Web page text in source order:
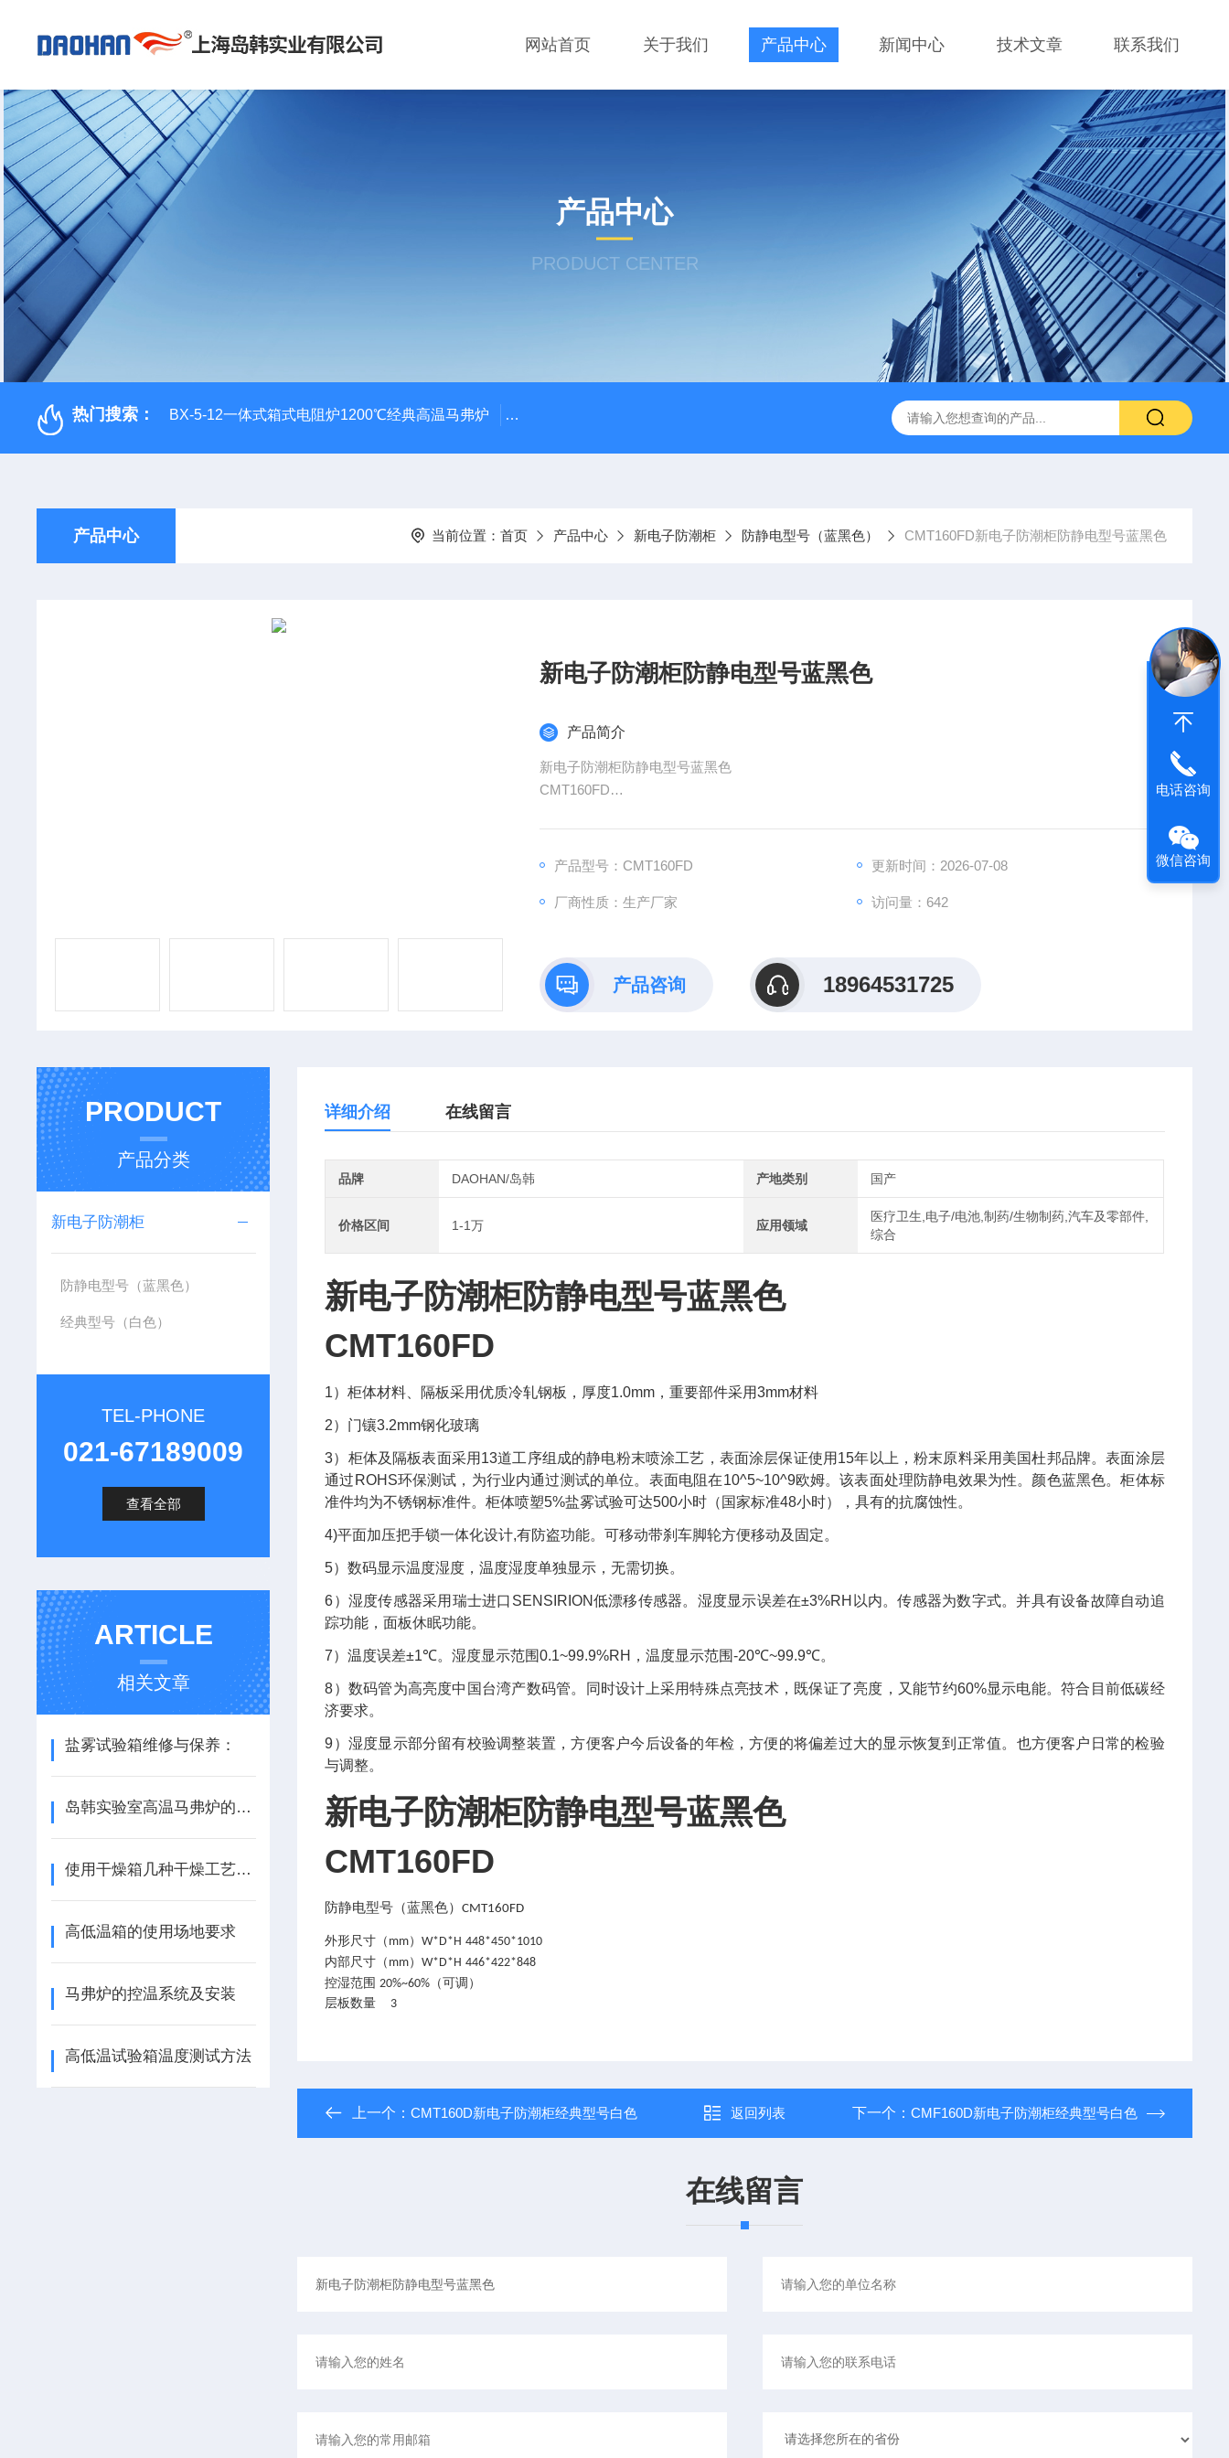
网站首页 关于我们 产品中心 新闻中心 技术文章 联系我们
产品中心
PRODUCT CENTER
热门搜索： BX-5-12一体式箱式电阻炉1200℃经典高温马弗炉 BX-12-12H灰分含量测定马弗炉1200度电炉灰分测定仪 GDJ6010高低温交变试验箱daohan冷热交变测试箱
产品中心 当前位置： 首页 产品中心 新电子防潮柜 防静电型号（蓝黑色） CMT160FD新电子防潮柜防静电型号蓝黑色
新电子防潮柜防静电型号蓝黑色
产品简介
新电子防潮柜防静电型号蓝黑色
CMT160FD
姆。该表面处理防静电效果为性。颜色蓝黑色。柜体标准件均为不锈钢标准件。柜体喷塑5%盐雾试验
产品型号：CMT160FD 更新时间：2026-07-08
厂商性质：生产厂家 访问量：642
产品咨询 18964531725
PRODUCT
产品分类
新电子防潮柜
防静电型号（蓝黑色）
经典型号（白色）
TEL-PHONE
021-67189009
查看全部
ARTICLE
相关文章
盐雾试验箱维修与保养：
岛韩实验室高温马弗炉的标定
使用干燥箱几种干燥工艺流程
高低温箱的使用场地要求
马弗炉的控温系统及安装
高低温试验箱温度测试方法
详细介绍 在线留言
品牌 DAOHAN/岛韩 产地类别 国产
价格区间 1-1万 应用领域
医疗卫生,电子/电池,制药/生物制药,汽车及零部件,
综合
新电子防潮柜防静电型号蓝黑色
CMT160FD
1）柜体材料、隔板采用优质冷轧钢板，厚度1.0mm ，重要部件采用3mm材料
2）门镶3.2mm钢化玻璃
3）柜体及隔板表面采用 13道工序组成的静电粉末喷涂工艺，表面涂层保证使用 15年以上，粉末原料采用美国杜邦品牌。表面涂层
通过 ROHS环保测试，为行业内通过测试的单位。 表面电阻在10^5~10^9欧姆。该表面处理防静电效果为性。颜色蓝黑色。柜体标
准件均为不锈钢标准件。柜体喷塑5%盐雾试验可达500小时（国家标准48小时），具有的抗腐蚀性。
4)平面加压把手锁一体化设计,有防盗功能。可移动带刹车脚轮方便移动及固定。
5）数码显示温度湿度，温度湿度单独显示，无需切换。
6）湿度传感器采用 瑞士进口 SENSIRION低漂移传感器。湿度显示误差在±3%RH 以内。传感器为数字式。并具有设备故障自动追
踪功能，面板休眠功能。
7）温度误差±1℃。湿度显示范围0.1~99.9%RH ，温度显示范围-20℃~99.9℃。
8）数码管为高亮度中国台湾产数码管。同时设计上采用特殊点亮技术，既保证了亮度，又能节约60%显示电能。符合目前低碳经
济要求。
9）湿度显示部分留有校验调整装置，方便客户今后设备的年检，方便的将偏差过大的显示恢复到正常值。也方便客户日常的检验
与调整。
新电子防潮柜防静电型号蓝黑色
CMT160FD
防静电型号（蓝黑色）CMT160FD
外形尺寸（ mm）W*D*H 448*450*1010
内部尺寸（ mm）W*D*H 446*422*848
控湿范围 20%~60% （可调）
层板数量 3
上一个：CMT160D新电子防潮柜经典型号白色 返回列表 下一个： CMF160D新电子防潮柜经典型号白色
在线留言
电话咨询
微信咨询